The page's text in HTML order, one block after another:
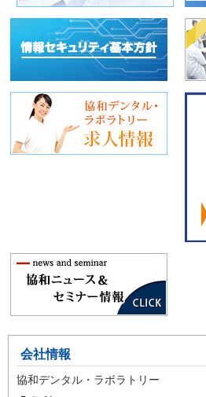
会社情報
協和デンタル・ラボラトリー